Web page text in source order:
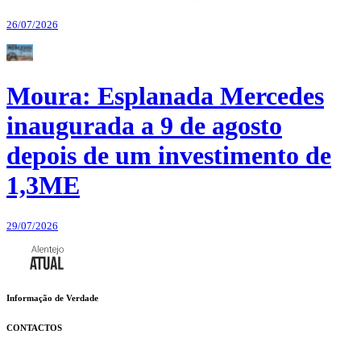
26/07/2026
Moura: Esplanada Mercedes
inaugurada a 9 de agosto
depois de um investimento de
1,3ME
29/07/2026
Informação de Verdade
CONTACTOS